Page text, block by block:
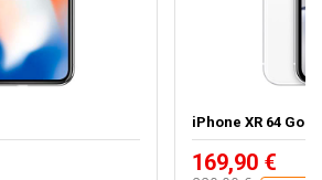
iPhone XR 64 Go
169,90 €